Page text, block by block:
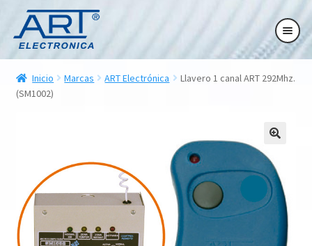
Ir
a
la
navegación
Ir
al
contenido
a
la
al
contenido
Inicio Marcas ART Electrónica
Llavero 1 canal ART 292Mhz.
(SM1002)